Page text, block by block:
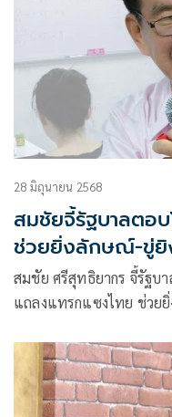
28 มิถุนายน 2568
สมชัยจี้รัฐบาลตอ
ช่วยยิ่งลักษณ์-ขู่ยิ
สมชัย ศรีสุทธิยากร จี้รัฐบ
แถลงแทรกแซงไทย ช่วย
ตอบโต้เพื่อรักษาศรัทธา